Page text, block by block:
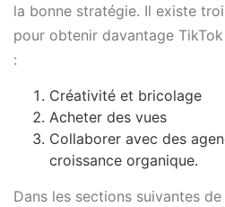
la bonne stratégie. Il existe
pour obtenir davantage
:
Créativité et bricolage
Acheter des vues
Collaborer avec des
croissance organique.
Dans les sections suivantes